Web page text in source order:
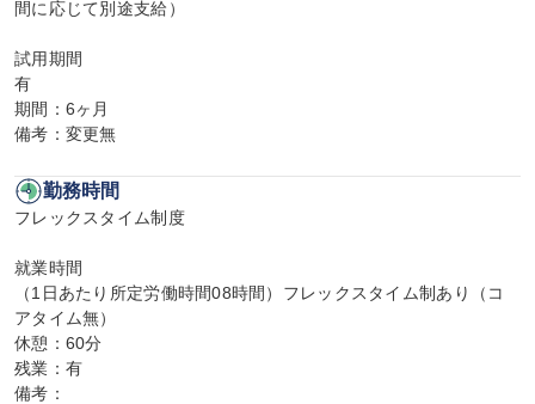
間に応じて別途支給）
試用期間
有
期間：6ヶ月
備考：変更無
勤務時間
フレックスタイム制度
就業時間
（1日あたり所定労働時間08時間）フレックスタイム制あり（コ
アタイム無）
休憩：60分
残業：有
備考：